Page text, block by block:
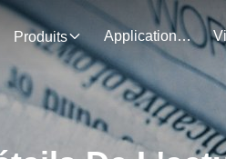
Produits Application Du Projet